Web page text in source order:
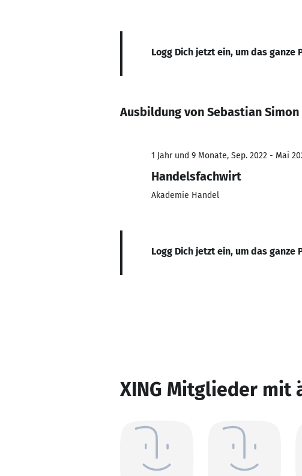
Logg Dich jetzt ein, um das ganze
Ausbildung von Sebastian Simon
1 Jahr und 9 Monate, Sep. 2022 - Mai
Handelsfachwirt
Akademie Handel
Logg Dich jetzt ein, um das ganze
XING Mitglieder mit